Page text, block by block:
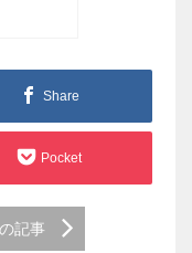
Share
Pocket
記事